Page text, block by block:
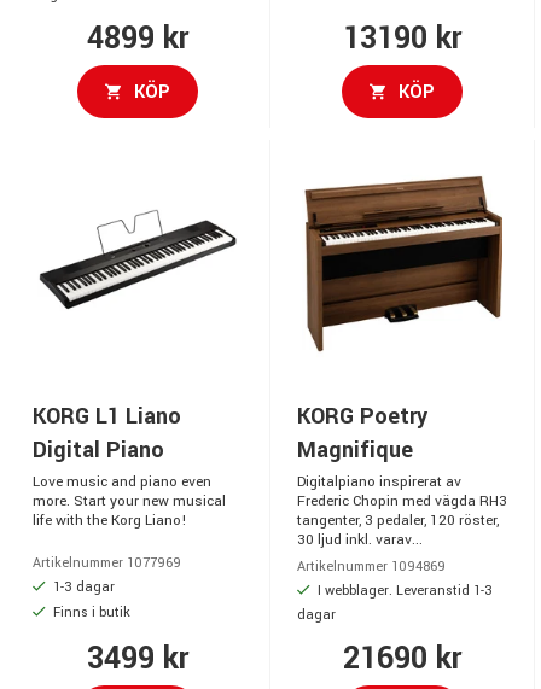
4899 kr
KÖP
13190 kr
KÖP
KORG L1 Liano
Digital Piano
Love music and piano even
more. Start your new musical
life with the Korg Liano!
Artikelnummer 1077969
1-3 dagar
Finns i butik
3499 kr
KORG Poetry
Magnifique
Digitalpiano inspirerat av
Frederic Chopin med vägda RH3
tangenter, 3 pedaler, 120 röster,
30 ljud inkl. varav...
Artikelnummer 1094869
I webblager. Leveranstid 1-3
dagar
21690 kr